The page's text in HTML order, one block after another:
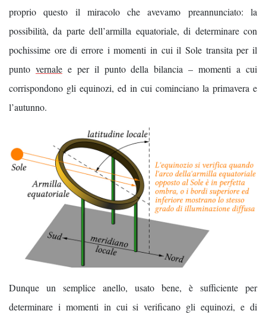
proprio questo il miracolo che avevamo preannunciato: la
possibilità, da parte dell’armilla equatoriale, di determinare con
pochissime ore di errore i momenti in cui il Sole transita per il
punto vernalee per il punto della bilancia – momenti a cui
corrispondono gli equinozi, ed in cui cominciano la primavera e
l’autunno.
Dunque un semplice anello, usato bene, è sufficiente per
determinare i momenti in cui si verificano gli equinozi, e di